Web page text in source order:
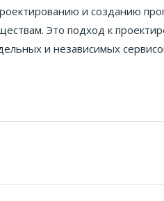
и созданию
Это подход к
и независимых